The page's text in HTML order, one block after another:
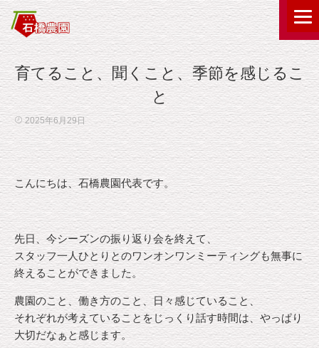
育てること、聞くこと、季節を感じるこ
と
2025年6月29日
こんにちは、石橋農園代表です。
先日、今シーズンの振り返り会を終えて、
スタッフ一人ひとりとのワンオンワンミーティングも無事に
終えることができました。
農園のこと、働き方のこと、日々感じていること、
それぞれが考えていることをじっくり話す時間は、やっぱり
大切だなぁと感じます。